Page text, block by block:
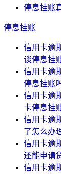
停息挂账
停息挂账
信用卡逾
谈停息挂
信用卡逾
停息挂账
信用卡逾
卡停息挂
信用卡逾
了怎么办
信用卡逾
还能申请
信用卡逾